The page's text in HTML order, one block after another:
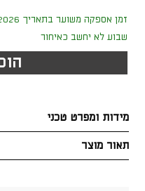
זמן אספקה משוער בתאריך 15/09/2026
שבוע לא יחשב כאיחור
תאור מוצר
מידות ומפרט טכני